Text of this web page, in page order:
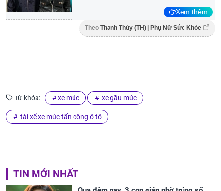
Xem thêm
Theo Thanh Thủy (TH) | Phụ Nữ Sức Khỏe
Từ khóa: xe múc xe gầu múc
tài xế xe múc tấn công ô tô
TIN MỚI NHẤT